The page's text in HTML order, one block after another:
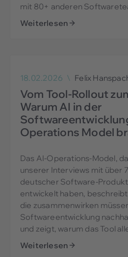
mit 80+ anderen
Weiterlesen
18.02.2026 \ Felix
Vom Tool-Rollout
Warum AI in der
Operations Model
Das AI-Operations-Model,
unserer Interviews mit über
deutscher Software-
entwickelt haben,
die zusammenwirken
Softwareentwicklung
und zeigt, warum das Tool
Weiterlesen